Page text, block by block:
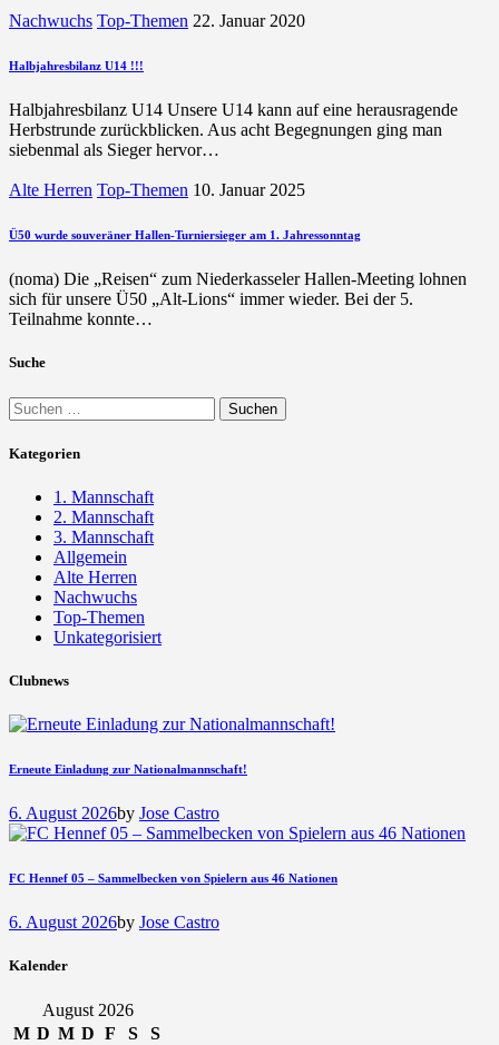
Nachwuchs Top-Themen 22. Januar 2020
Halbjahresbilanz U14 !!!
Halbjahresbilanz U14 Unsere U14 kann auf eine herausragende
Herbstrunde zurückblicken. Aus acht Begegnungen ging man
siebenmal als Sieger hervor…
Alte Herren Top-Themen 10. Januar 2025
Ü50 wurde souveräner Hallen-Turniersieger am 1. Jahressonntag
(noma) Die „Reisen“ zum Niederkasseler Hallen-Meeting lohnen
sich für unsere Ü50 „Alt-Lions“ immer wieder. Bei der 5.
Teilnahme konnte…
Suche
Suchen
nach:
Kategorien
1. Mannschaft
2. Mannschaft
3. Mannschaft
Allgemein
Alte Herren
Nachwuchs
Top-Themen
Unkategorisiert
Clubnews
Erneute Einladung zur Nationalmannschaft!
6. August 2026by Jose Castro
FC Hennef 05 – Sammelbecken von Spielern aus 46 Nationen
6. August 2026by Jose Castro
Kalender
August 2026
M D M D F S
S